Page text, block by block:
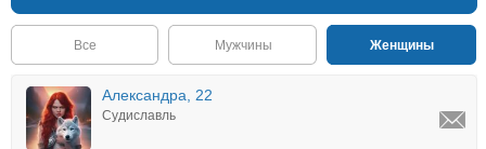
Все Мужчины Женщины
Александра, 22
Судиславль